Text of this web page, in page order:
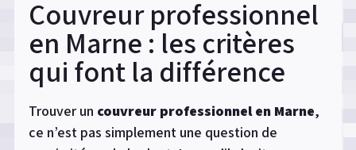
Couvreur professionnel
en Marne : les critères
qui font la différence
Trouver un couvreur professionnel en Marne,
ce n’est pas simplement une question de